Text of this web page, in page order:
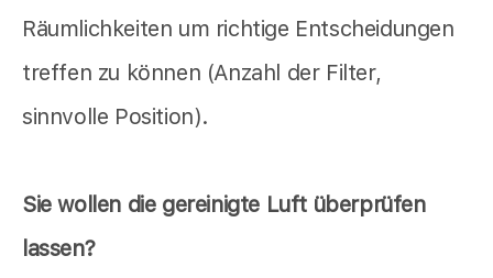
Räumlichkeiten um richtige Entscheidungen
treffen zu können (Anzahl der Filter,
sinnvolle Position).
Sie wollen die gereinigte Luft überprüfen
lassen?